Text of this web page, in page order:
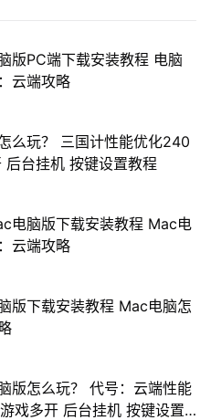
版PC端下载安装教程 电脑
云端攻略
么玩？ 三国计性能优化240
后台挂机 按键设置教程
电脑版下载安装教程 Mac电
云端攻略
版下载安装教程 Mac电脑怎
版怎么玩？ 代号：云端性能
戏多开 后台挂机 按键设置